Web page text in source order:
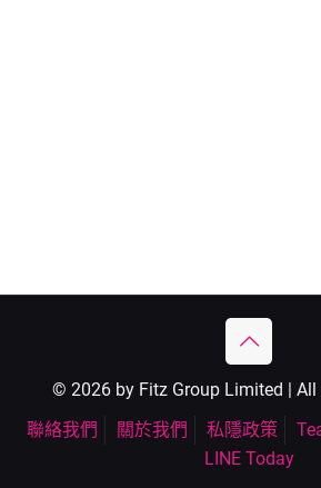
© 2026 by Fitz Group Limited | All
聯絡我們
關於我們 私隱政策
LINE Today